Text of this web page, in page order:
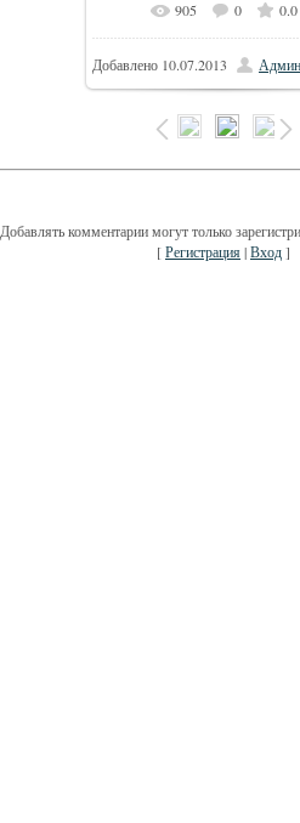
В реальном размере
255.6Kb
905 0 0.0
Добавлено 10.07.2013
Добавлять комментарии могут только
[Регистрация|Вход]